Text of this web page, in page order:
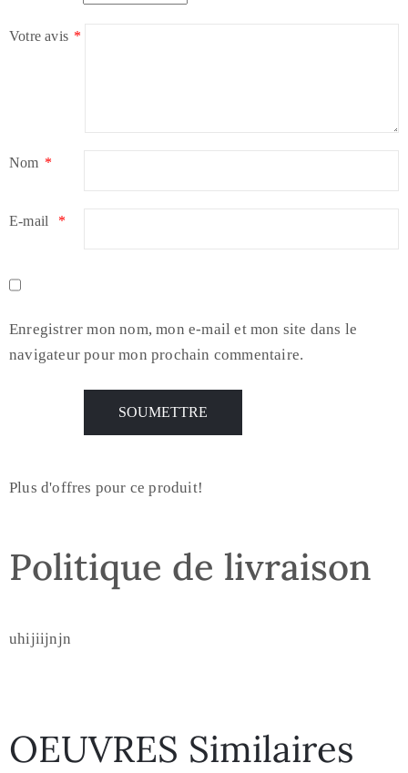
Votre avis *
Nom *
E-mail *
Enregistrer mon nom, mon e-mail et mon site dans le
navigateur pour mon prochain commentaire.
Plus d'offres pour ce produit!
Politique de livraison
uhijiijnjn
OEUVRES Similaires